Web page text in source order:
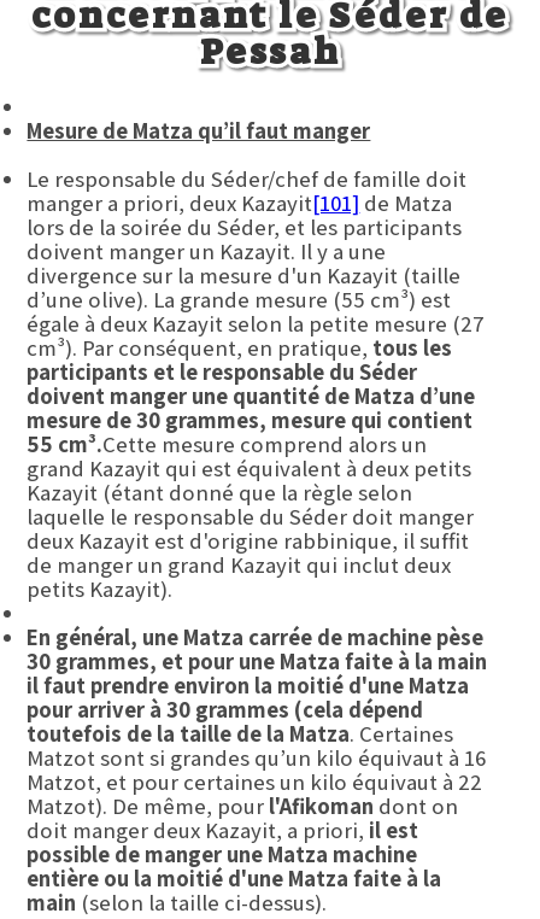
concernant le Séder de
Pessah
Mesure de Matza qu’il faut manger
Le responsable du Séder/chef de famille doit
manger a priori, deux Kazayit[101] de Matza
lors de la soirée du Séder, et les participants
doivent manger un Kazayit. Il y a une
divergence sur la mesure d'un Kazayit (taille
d’une olive). La grande mesure (55 cm³) est
égale à deux Kazayit selon la petite mesure (27
cm³). Par conséquent, en pratique, tous les
participants et le responsable du Séder
doivent manger une quantité de Matza d’une
mesure de 30 grammes, mesure qui contient
55 cm³.Cette mesure comprend alors un
grand Kazayit qui est équivalent à deux petits
Kazayit (étant donné que la règle selon
laquelle le responsable du Séder doit manger
deux Kazayit est d'origine rabbinique, il suffit
de manger un grand Kazayit qui inclut deux
petits Kazayit).
En général, une Matza carrée de machine pèse
30 grammes, et pour une Matza faite à la main
il faut prendre environ la moitié d'une Matza
pour arriver à 30 grammes (cela dépend
toutefois de la taille de la Matza. Certaines
Matzot sont si grandes qu’un kilo équivaut à 16
Matzot, et pour certaines un kilo équivaut à 22
Matzot). De même, pour l'Afikoman dont on
doit manger deux Kazayit, a priori, il est
possible de manger une Matza machine
entière ou la moitié d'une Matza faite à la
main (selon la taille ci-dessus).